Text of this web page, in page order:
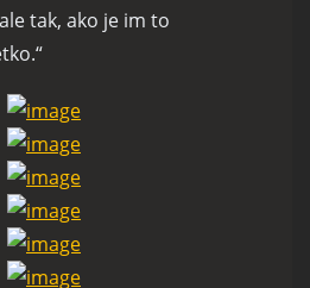
tak, ako je im to